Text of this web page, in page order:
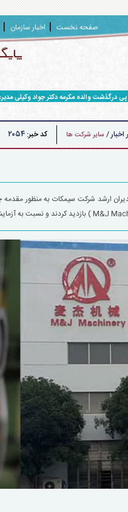
صفحه نخست اخبار سازمان
درگذشت والده مکرمه دکتر جواد وکیلی
اخبار/ سایر شرکت ها کد خبر:۲۰۵۴